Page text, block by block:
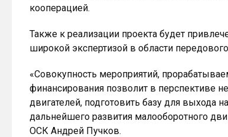
кооперацией.
Также к реализации проекта будет
широкой экспертизой в области
«Совокупность мероприятий,
финансирования позволит в перспективе
двигателей, подготовить базу для выхода
дальнейшего развития малооборотного
ОСК Андрей Пучков.